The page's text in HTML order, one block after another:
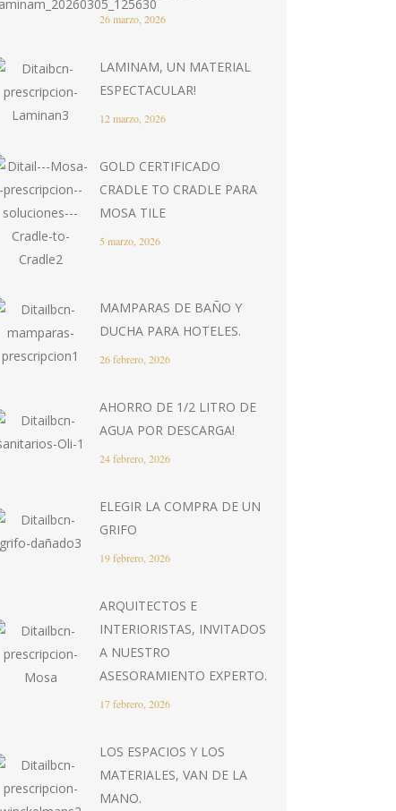
26 marzo, 2026
LAMINAM, UN MATERIAL
ESPECTACULAR!
12 marzo, 2026
GOLD CERTIFICADO
CRADLE TO CRADLE PARA
MOSA TILE
5 marzo, 2026
MAMPARAS DE BAÑO Y
DUCHA PARA HOTELES.
26 febrero, 2026
AHORRO DE 1/2 LITRO DE
AGUA POR DESCARGA!
24 febrero, 2026
ELEGIR LA COMPRA DE UN
GRIFO
19 febrero, 2026
ARQUITECTOS E
INTERIORISTAS, INVITADOS
A NUESTRO
ASESORAMIENTO EXPERTO.
17 febrero, 2026
LOS ESPACIOS Y LOS
MATERIALES, VAN DE LA
MANO.